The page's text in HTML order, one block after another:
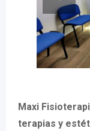
Maxi
terapias y